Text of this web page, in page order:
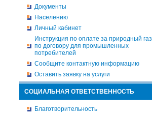
Документы
Населению
Личный кабинет
Инструкция по оплате за природный газ
по договору для промышленных
потребителей
Сообщите контактную информацию
Оставить заявку на услуги
СОЦИАЛЬНАЯ ОТВЕТСТВЕННОСТЬ
Благотворительность